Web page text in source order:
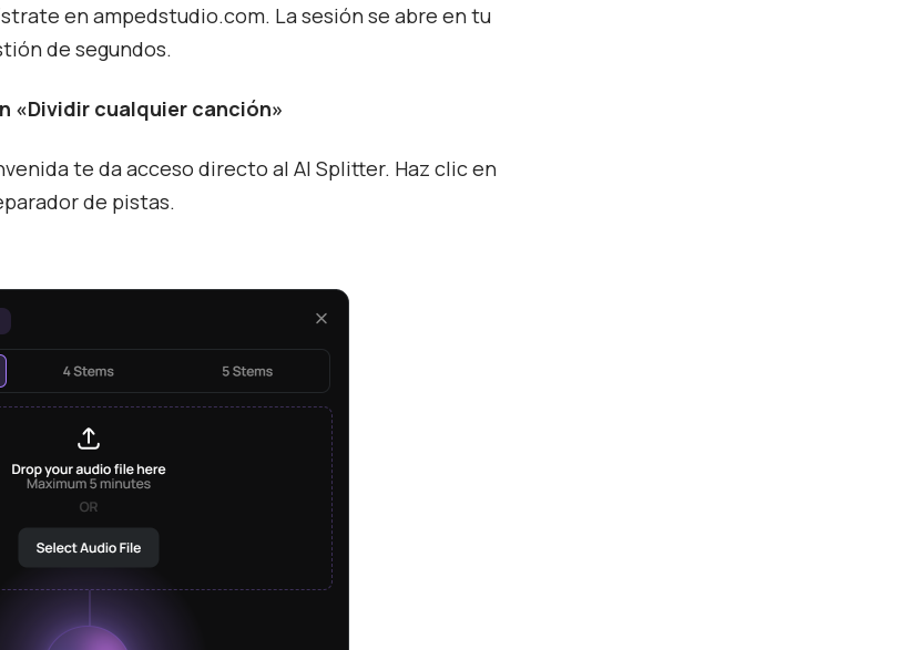
en ampedstudio.com. La sesión se abre en tu
de segundos.
«Dividir cualquier canción»
te da acceso directo al AI Splitter. Haz clic en
de pistas.